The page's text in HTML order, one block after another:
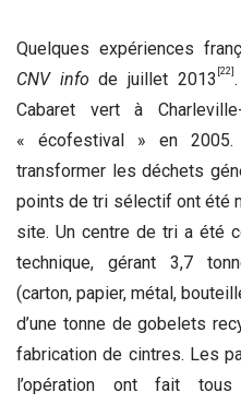
Quelques expériences
CNV info de juillet 2013 [22]
Cabaret vert à
« écofestival » en
transformer les déchets
points de tri sélectif ont été
site. Un centre de tri a été
technique, gérant 3,7
(carton, papier, métal,
d’une tonne de gobelets
fabrication de cintres. Les
l’opération ont fait